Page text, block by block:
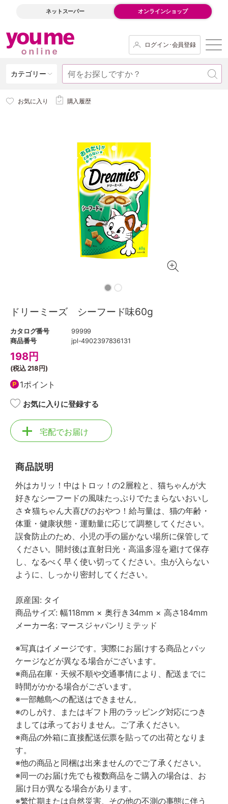
ネットスーパー オンラインショップ
ログイン･会員登録
カテゴリー
お気に入り 購入履歴
ドリーミーズ シーフード味60g
カタログ番号
99999
商品番号
jpl-4902397836131
198円
(税込218円)
1ポイント
お気に入りに登録する
宅配でお届け
商品説明
外はカリッ！中はトロッ！の2層粒と、猫ちゃんが大
好きなシーフードの風味たっぷりでたまらないおいし
さ☆猫ちゃん大喜びのおやつ！給与量は、猫の年齢・
体重・健康状態・運動量に応じて調整してください。
誤食防止のため、小児の手の届かない場所に保管して
ください。開封後は直射日光・高温多湿を避けて保存
し、なるべく早く使い切ってください。虫が入らない
ように、しっかり密封してください。
原産国: タイ
商品サイズ: 幅118mm × 奥行き34mm × 高さ184mm
メーカー名: マースジャパンリミテッド
※写真はイメージです。実際にお届けする商品とパッ
ケージなどが異なる場合がございます。
※商品在庫・天候不順や交通事情により、配送までに
時間がかかる場合がございます。
※一部離島への配送はできません。
※のしがけ、またはギフト用のラッピング対応につき
ましては承っておりません。ご了承ください。
※商品の外箱に直接配送伝票を貼っての出荷となりま
す。
※他の商品と同梱は出来ませんのでご了承ください。
※同一のお届け先でも複数商品をご購入の場合は、お
届け日が異なる場合があります。
※繁忙期または自然災害、その他の不測の事態に伴う